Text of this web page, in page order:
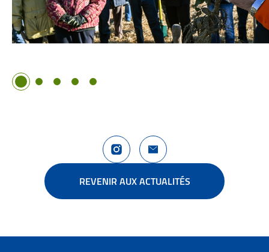
Image 1Image 2Image 3Image 4Image 5
Compte Instagram La Rochelle
Nous contacter
REVENIR AUX ACTUALITÉS